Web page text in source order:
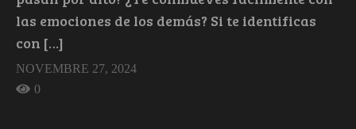
las emociones de los demás? Si te identificas
con […]
NOVEMBRE 27, 2024
0